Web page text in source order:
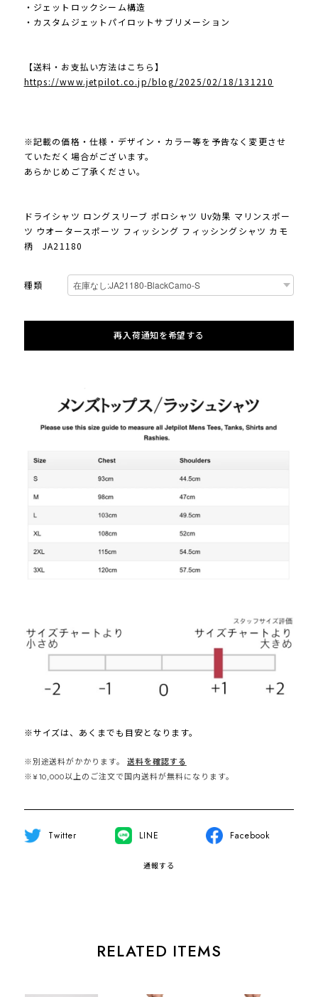
・ジェットロックシーム構造
・カスタムジェットパイロットサブリメーション
【送料・お支払い方法はこちら】
https://www.jetpilot.co.jp/blog/2025/02/18/131210
※記載の価格・仕様・デザイン・カラー等を予告なく変更させ
ていただく場合がございます。
あらかじめご了承ください。
ドライシャツ ロングスリーブ ポロシャツ Uv効果 マリンスポー
ツ ウオータースポーツ フィッシング フィッシングシャツ カモ
柄 JA21180
種類
再入荷通知を希望する
※サイズは、あくまでも目安となります。
※別途送料がかかります。
送料を確認する
※¥10,000以上のご注文で国内送料が無料になります。
Twitter LINE Facebook
通報する
RELATED ITEMS